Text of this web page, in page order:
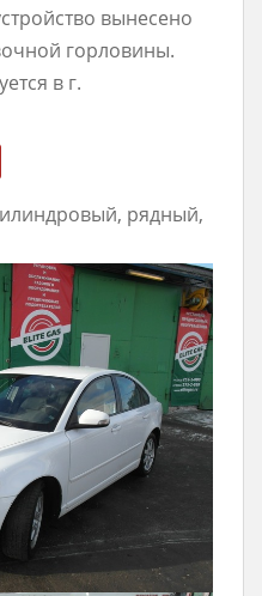
вынесено
горловины.
в г.
рядный,